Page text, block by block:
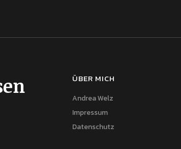
ÜBER MICH
Andrea Welz
Impressum
Datenschutz